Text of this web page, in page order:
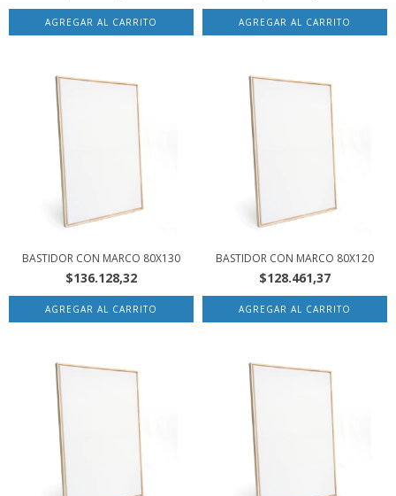
BASTIDOR CON MARCO 80X130
$136.128,32
BASTIDOR CON MARCO 80X120
$128.461,37